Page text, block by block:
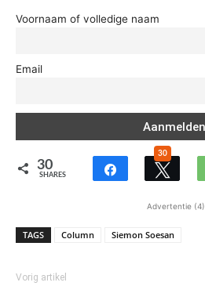
Voornaam of volledige naam
Email
30
SHARES
30
Advertentie (4)
TAGS Column Siemon Soesan
Vorig artikel